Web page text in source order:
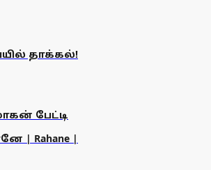
தாக்கல்!
பேட்டி
| Rahane |